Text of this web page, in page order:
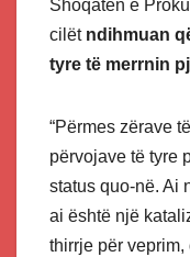
Shoqatën e
cilëtndihmuan
tyre të merrnin
“Përmes zërave
përvojave të tyre
status quo-në. Ai
ai është një
thirrje për